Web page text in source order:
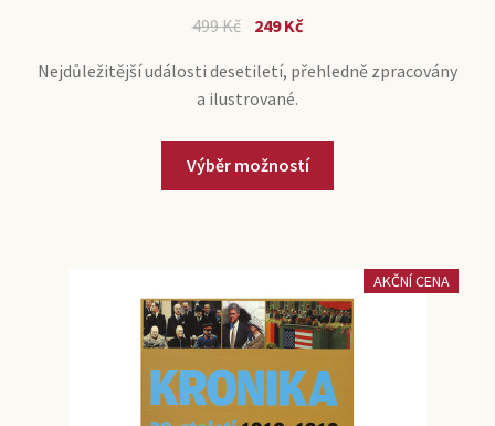
499Kč 249Kč
Nejdůležitější události desetiletí, přehledně zpracovány
a ilustrované.
Výběr možností
AKČNÍ CENA